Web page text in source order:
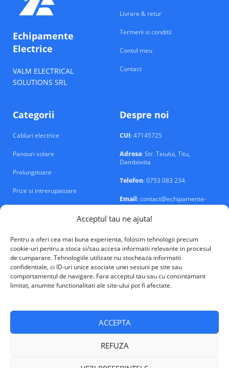
Acceptul tau ne ajuta!
Pentru a oferi cea mai buna experienta, folosim tehnologii precum
cookie-uri pentru a stoca si/sau accesa informatii relevante in procesul
de cumparare. Tehnologiile utilizate nu stocheaza informatii
confidentiale, ci ID-uri unice asociate unei sesiuni pe site sau
comportamentul de navigare. Fara acceptul tau sau cu consintamant
limitat, anumite functionalitati ale site-ului pot fi afectate.
ACCEPTA
REFUZA
Echipamente
Electrice
VALM ELECTRICAL
SOLUTIONS SRL
Livrare & retur
Termeni si conditii
Contul meu
Contact
Categorii
Cabluri electrice
Panouri solare
Prelungitoare
Prize si intrerupatoare
Despre noi
CUI: 47145725
Adresa: Str. Teiului, Titu,
Dambovita
Telefon: 0753 083 234
Email: contact@echipamente-
electrice.ro
VALM Electrical Solutions © 2026